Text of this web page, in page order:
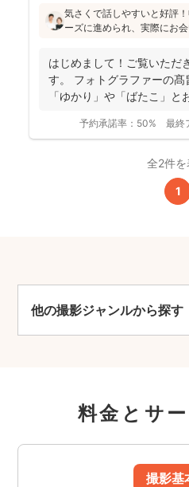
気さくで話しやすいと好評
ーズに進められ、実際にお
フォトの研修をしっかり受
験もあり、赤ちゃんから大
けます♪
はじめまして！ご覧いただ
す。 フォトグラファーの
「ゆかり」や「ばたこ」
予約承諾率： 50% 最終
全2件
1
他の撮影ジャンルから探す
料金とサ
撮影基